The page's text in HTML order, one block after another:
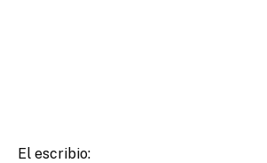
El escribio: